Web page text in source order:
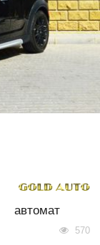
автомат
570